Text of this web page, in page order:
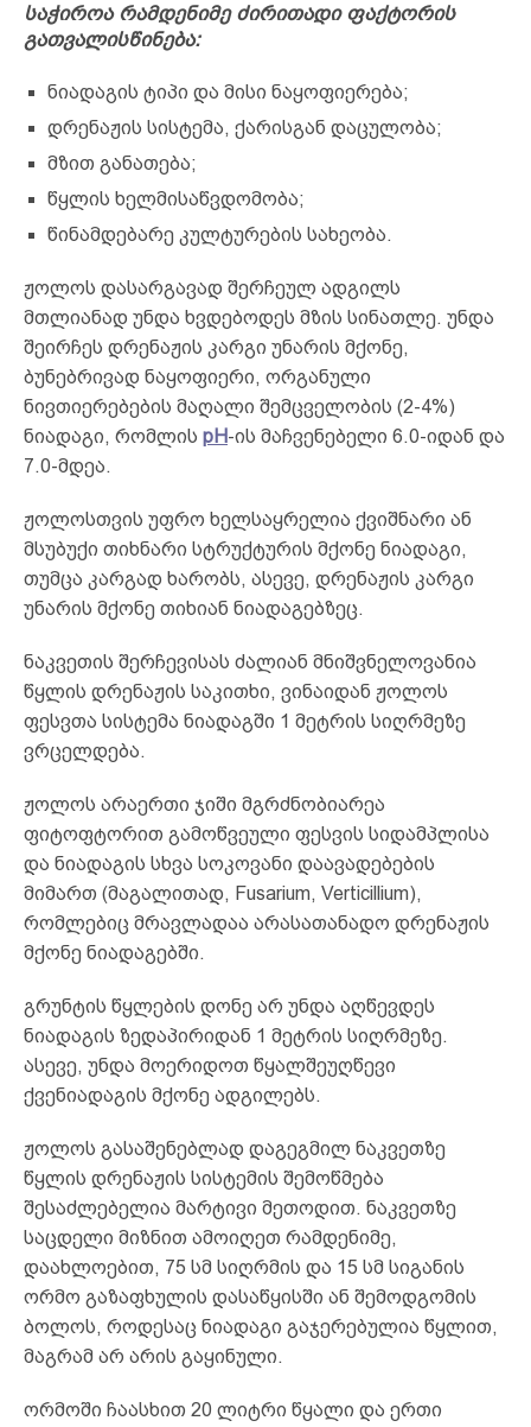
საჭიროა რამდენიმე ძირითადი ფაქტორის
გათვალისწინება:
ნიადაგის ტიპი და მისი ნაყოფიერება;
დრენაჟის სისტემა, ქარისგან დაცულობა;
მზით განათება;
წყლის ხელმისაწვდომობა;
წინამდებარე კულტურების სახეობა.
ჟოლოს დასარგავად შერჩეულ ადგილს
მთლიანად უნდა ხვდებოდეს მზის სინათლე. უნდა
შეირჩეს დრენაჟის კარგი უნარის მქონე,
ბუნებრივად ნაყოფიერი, ორგანული
ნივთიერებების მაღალი შემცველობის (2-4%)
ნიადაგი, რომლის pH-ის მაჩვენებელი 6.0-იდან და
7.0-მდეა.
ჟოლოსთვის უფრო ხელსაყრელია ქვიშნარი ან
მსუბუქი თიხნარი სტრუქტურის მქონე ნიადაგი,
თუმცა კარგად ხარობს, ასევე, დრენაჟის კარგი
უნარის მქონე თიხიან ნიადაგებზეც.
ნაკვეთის შერჩევისას ძალიან მნიშვნელოვანია
წყლის დრენაჟის საკითხი, ვინაიდან ჟოლოს
ფესვთა სისტემა ნიადაგში 1 მეტრის სიღრმეზე
ვრცელდება.
ჟოლოს არაერთი ჯიში მგრძნობიარეა
ფიტოფტორით გამოწვეული ფესვის სიდამპლისა
და ნიადაგის სხვა სოკოვანი დაავადებების
მიმართ (მაგალითად, Fusarium, Verticillium),
რომლებიც მრავლადაა არასათანადო დრენაჟის
მქონე ნიადაგებში.
გრუნტის წყლების დონე არ უნდა აღწევდეს
ნიადაგის ზედაპირიდან 1 მეტრის სიღრმეზე.
ასევე, უნდა მოერიდოთ წყალშეუღწევი
ქვენიადაგის მქონე ადგილებს.
ჟოლოს გასაშენებლად დაგეგმილ ნაკვეთზე
წყლის დრენაჟის სისტემის შემოწმება
შესაძლებელია მარტივი მეთოდით. ნაკვეთზე
საცდელი მიზნით ამოიღეთ რამდენიმე,
დაახლოებით, 75 სმ სიღრმის და 15 სმ სიგანის
ორმო გაზაფხულის დასაწყისში ან შემოდგომის
ბოლოს, როდესაც ნიადაგი გაჯერებულია წყლით,
მაგრამ არ არის გაყინული.
ორმოში ჩაასხით 20 ლიტრი წყალი და ერთი